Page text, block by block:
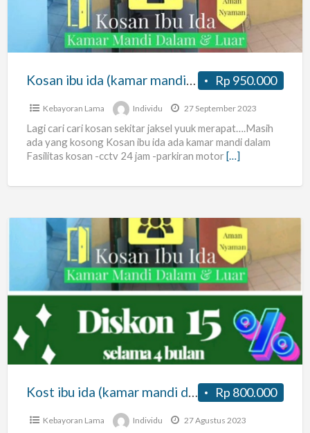
Rp 950.000
Kosan ibu ida (kamar mandi dalam)
Kebayoran Lama Individu 27 September 2023
Lagi cari cari kosan sekitar jaksel yuuk merapat….Masih
ada yang kosong Kosan ibu ida ada kamar mandi dalam
Fasilitas kosan -cctv 24 jam -parkiran motor […]
ida
(kamar
mandi
dalam)
Rp 800.000
Kost ibu ida (kamar mandi dalam)
Kebayoran Lama Individu 27 Agustus 2023